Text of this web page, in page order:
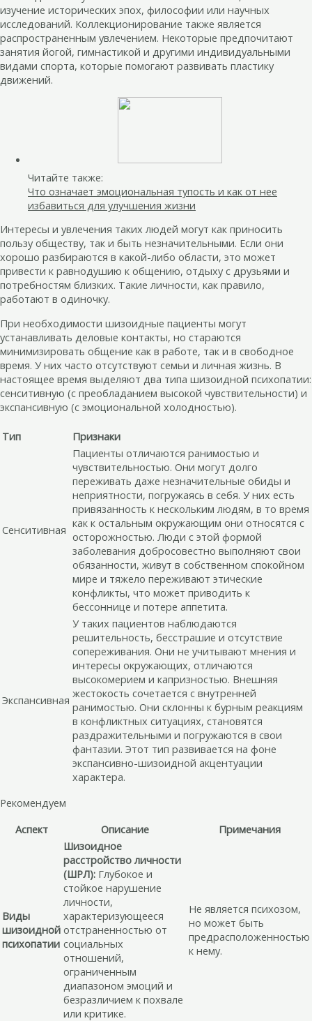
изучение исторических эпох, философии или научных
исследований. Коллекционирование также является
распространенным увлечением. Некоторые предпочитают
занятия йогой, гимнастикой и другими индивидуальными
видами спорта, которые помогают развивать пластику
движений.
Читайте также:
Что означает эмоциональная тупость и как от нее
избавиться для улучшения жизни
Интересы и увлечения таких людей могут как приносить
пользу обществу, так и быть незначительными. Если они
хорошо разбираются в какой-либо области, это может
привести к равнодушию к общению, отдыху с друзьями и
потребностям близких. Такие личности, как правило,
работают в одиночку.
При необходимости шизоидные пациенты могут
устанавливать деловые контакты, но стараются
минимизировать общение как в работе, так и в свободное
время. У них часто отсутствуют семьи и личная жизнь. В
настоящее время выделяют два типа шизоидной психопатии:
сенситивную (с преобладанием высокой чувствительности) и
экспансивную (с эмоциональной холодностью).
Тип Признаки
Сенситивная
Пациенты отличаются ранимостью и
чувствительностью. Они могут долго
переживать даже незначительные обиды и
неприятности, погружаясь в себя. У них есть
привязанность к нескольким людям, в то время
как к остальным окружающим они относятся с
осторожностью. Люди с этой формой
заболевания добросовестно выполняют свои
обязанности, живут в собственном спокойном
мире и тяжело переживают этические
конфликты, что может приводить к
бессоннице и потере аппетита.
Экспансивная
У таких пациентов наблюдаются
решительность, бесстрашие и отсутствие
сопереживания. Они не учитывают мнения и
интересы окружающих, отличаются
высокомерием и капризностью. Внешняя
жестокость сочетается с внутренней
ранимостью. Они склонны к бурным реакциям
в конфликтных ситуациях, становятся
раздражительными и погружаются в свои
фантазии. Этот тип развивается на фоне
экспансивно-шизоидной акцентуации
характера.
Рекомендуем
Аспект
Описание Примечания
Виды
шизоидной
психопатии
Шизоидное
расстройство личности
(ШРЛ): Глубокое и
стойкое нарушение
личности,
характеризующееся
отстраненностью от
социальных
отношений,
ограниченным
диапазоном эмоций и
безразличием к похвале
или критике.
Не является психозом,
но может быть
предрасположенностью
к нему.